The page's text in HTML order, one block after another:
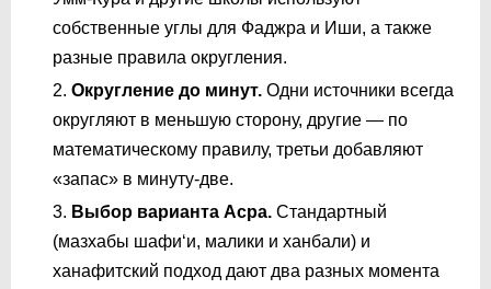
собственные углы для Фаджра и Иши, а также
разные правила округления.
Округление до минут. Одни источники всегда
округляют в меньшую сторону, другие — по
математическому правилу, третьи добавляют
«запас» в минуту-две.
Выбор варианта Асра. Стандартный
(мазхабы шафи‘и, малики и ханбали) и
ханафитский подход дают два разных момента